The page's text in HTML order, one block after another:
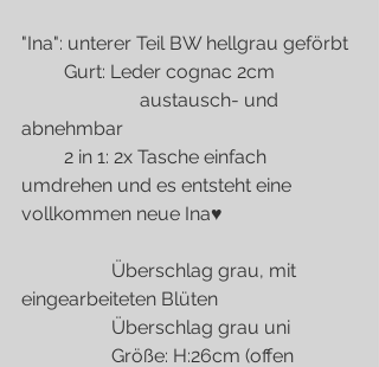
"Ina": unterer Teil BW hellgrau geförbt
         Gurt: Leder cognac 2cm
abnehmbar
umdrehen und es entsteht eine
vollkommen neue Ina♥
eingearbeiteten Blüten
                   Überschlag grau uni